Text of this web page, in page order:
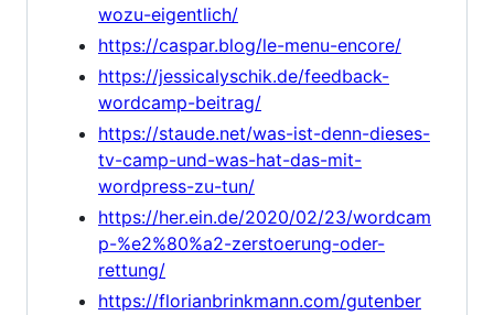
wozu-eigentlich/
https://caspar.blog/le-menu-encore/
https://jessicalyschik.de/feedback-
wordcamp-beitrag/
https://staude.net/was-ist-denn-dieses-
tv-camp-und-was-hat-das-mit-
wordpress-zu-tun/
https://her.ein.de/2020/02/23/wordcam
p-%e2%80%a2-zerstoerung-oder-
rettung/
https://florianbrinkmann.com/gutenber